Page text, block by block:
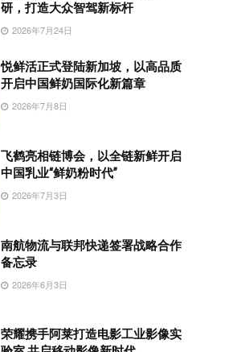
研，打造大众智驾新标杆
2026年7月24日
悦鲜活正式登陆新加坡，以高品质
开启中国鲜奶国际化新篇章
2026年7月8日
飞鹤亮相链博会，以全链新鲜开启
中国乳业“鲜奶粉时代”
2026年7月3日
南航物流与联邦快递签署战略合作
备忘录
2026年6月3日
荣耀携手阿莱打造电影工业影像实